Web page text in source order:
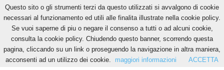
Home Tags Sincro
sincro
Questo sito o gli strumenti terzi da questo utilizzati si avvalgono di cookie
necessari al funzionamento ed utili alle finalita illustrate nella cookie policy.
Se vuoi saperne di piu o negare il consenso a tutti o ad alcuni cookie,
consulta la cookie policy. Chiudendo questo banner, scorrendo questa
pagina, cliccando su un link o proseguendo la navigazione in altra maniera,
acconsenti ad un utilizzo dei cookie.
maggiori informazioni ACCETTA